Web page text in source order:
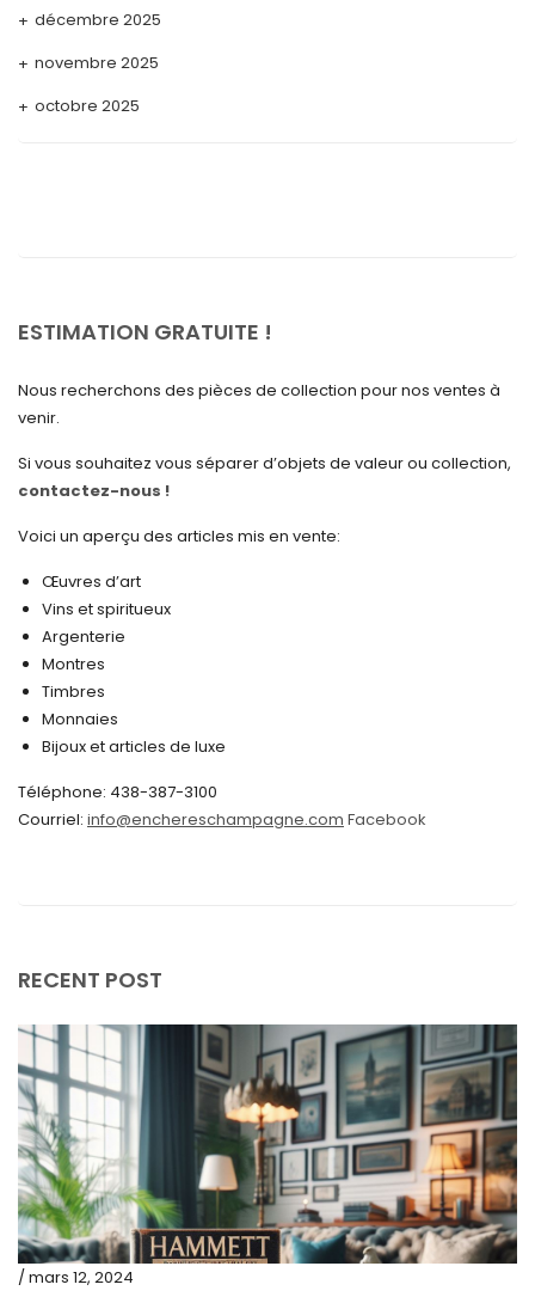
décembre 2025
novembre 2025
octobre 2025
avril 2025
février 2025
décembre 2024
novembre 2024
octobre 2024
septembre 2024
août 2024
mai 2024
avril 2024
octobre 2023
septembre 2023
août 2023
juillet 2023
juin 2023
mai 2023
ESTIMATION GRATUITE !
Nous recherchons des pièces de collection pour nos ventes à
venir.
Si vous souhaitez vous séparer d’objets de valeur ou collection,
contactez-nous !
Voici un aperçu des articles mis en vente:
Œuvres d’art
Vins et spiritueux
Argenterie
Montres
Timbres
Monnaies
Bijoux et articles de luxe
Téléphone: 438-387-3100
Courriel: info@enchereschampagne.com Facebook
RECENT POST
/ mars 12, 2024